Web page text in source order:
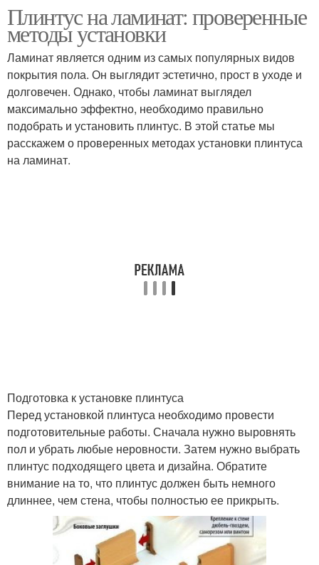
Плинтус для ламината
установкой
Плинтус к ламинату Пластиковый плинтус
Плинтус на ламинат: проверенные
методы установки
Ламинат является одним из самых популярных видов
покрытия пола. Он выглядит эстетично, прост в уходе и
долговечен. Однако, чтобы ламинат выглядел
максимально эффектно, необходимо правильно
подобрать и установить плинтус. В этой статье мы
расскажем о проверенных методах установки плинтуса
на ламинат.
Подготовка к установке плинтуса
Перед установкой плинтуса необходимо провести
подготовительные работы. Сначала нужно выровнять
пол и убрать любые неровности. Затем нужно выбрать
плинтус подходящего цвета и дизайна. Обратите
внимание на то, что плинтус должен быть немного
длиннее, чем стена, чтобы полностью ее прикрыть.